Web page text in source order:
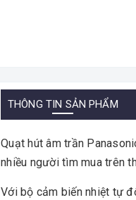
THÔNG TIN SẢN PHẨM
Quạt hút âm trần
nhiều người tìm mua trên
Với bộ cảm biến nhiệt tự